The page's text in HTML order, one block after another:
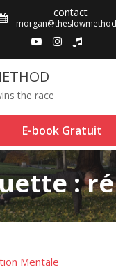
contact
the race
E-book Gratuit
:
Mentale